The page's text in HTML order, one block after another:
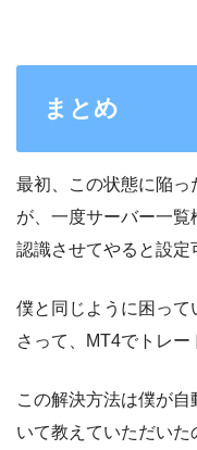
まとめ
最初、この状態に陥っ
が、一度サーバー一
認識させてやると設定
僕と同じように困っ
さって、MT4でトレー
この解決方法は僕が
いて教えていただいた